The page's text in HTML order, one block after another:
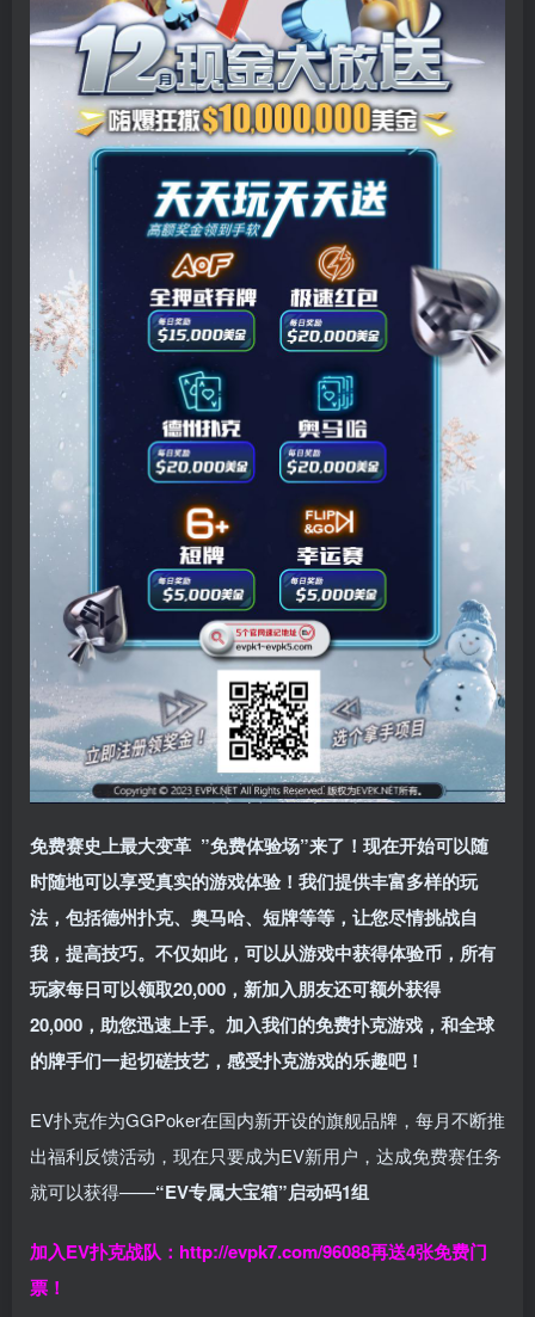
免费赛史上最大变革 ”免费体验场”来了！ 现在开始可以随
时随地可以享受真实的游戏体验！我们提供丰富多样的玩
法，包括德州扑克、奥马哈、短牌等等，让您尽情挑战自
我，提高技巧。不仅如此， 可以从游戏中获得体验币，所有
玩家每日可以领取20,000，新加入朋友还可额外获得
20,000，助您迅速上手。 加入我们的免费扑克游戏，和全球
的牌手们一起切磋技艺，感受扑克游戏的乐趣吧！
EV扑克作为GGPoker在国内新开设的旗舰品牌，每月不断推
出福利反馈活动，现在只要成为EV新用户，达成免费赛任务
就可以获得——“EV专属大宝箱”启动码1组
加入EV扑克战队： http://evpk7.com/96088再送4张免费门
票！